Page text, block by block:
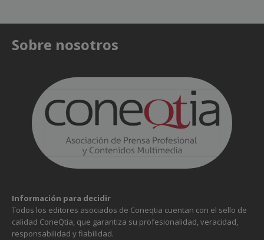
Sobre nosotros
Información para decidir
Todos los editores asociados de Coneqtia cuentan con el sello de
calidad ConeQtia, que garantiza su profesionalidad, veracidad,
responsabilidad y fiabilidad.